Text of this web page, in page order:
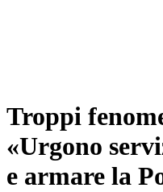
Troppi
«Urgono
e armare la